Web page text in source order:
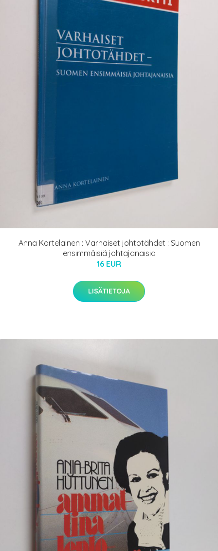
Anna Kortelainen : Varhaiset johtotähdet : Suomen
ensimmäisiä johtajanaisia
16 EUR
LISÄTIETOJA